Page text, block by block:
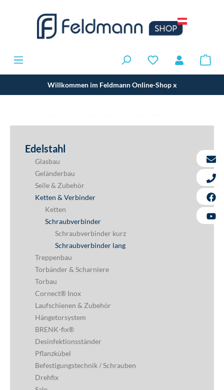
Willkommen im Feldmann Online-Shopx
eleganza window - Der neue französiche balkon
eleganza window - Der neue französiche balkon
Edelstahl
Glasbau
Geländerbau
Seile & Zubehör
Ketten & Verbinder
Ketten
Schraubverbinder
Schraubverbinder kurz
Schraubverbinder lang
Treppenbau
Torbänder & Scharniere
Torbau
Cornect® Inox
Laufschienen & Zubehör
Hängetorsystem